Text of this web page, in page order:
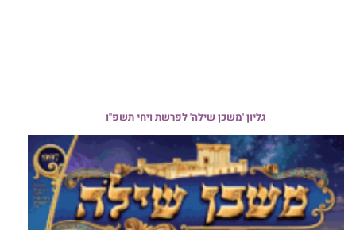
גליון 'משכן שילה' לפרשת ויחי תשפ"ו